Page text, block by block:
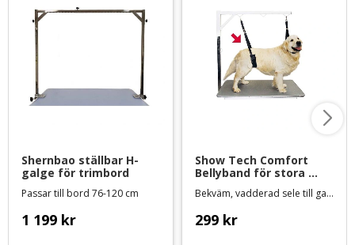
Shernbao ställbar H-
galge för trimbord
Passar till bord 76-120 cm
1 199 kr
Show Tech Comfort
Bellyband för stora
hundar
Bekväm, vadderad sele till galge
299 kr